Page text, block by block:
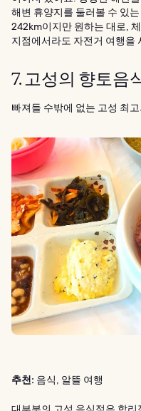
해변 휴양지를 둘러볼 수 있
242km이지만 원하는 대로,
지점에서라도 자전거 여행을
7. 고성의 향토음
빠져들 수밖에 없는 고성 최
추천: 음식, 알뜰 여행